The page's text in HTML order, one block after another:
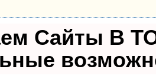
Сайты В